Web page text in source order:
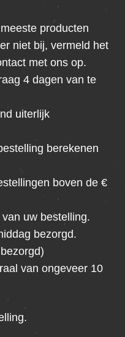
producten
niet bij, vermeld het
met ons op.
4 dagen van te
uiterlijk
berekenen
boven de €
uw bestelling.
bezorgd.
van ongeveer 10